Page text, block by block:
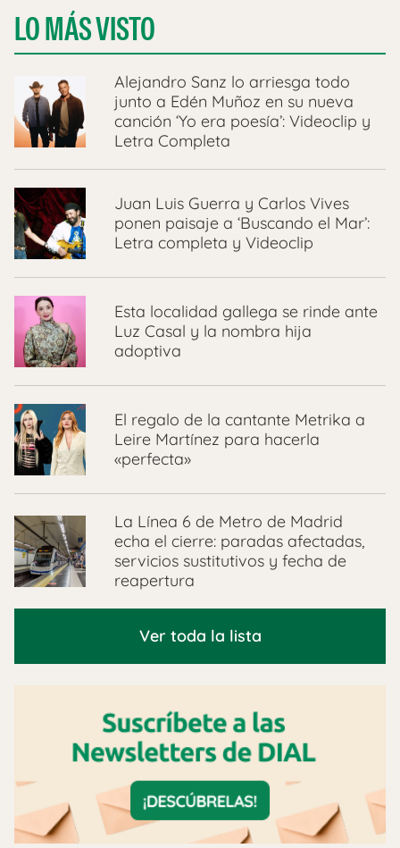
LO MÁS VISTO
Alejandro Sanz lo arriesga todo
junto a Edén Muñoz en su nueva
canción ‘Yo era poesía’: Videoclip y
Letra Completa
Juan Luis Guerra y Carlos Vives
ponen paisaje a ‘Buscando el Mar’:
Letra completa y Videoclip
Esta localidad gallega se rinde ante
Luz Casal y la nombra hija
adoptiva
El regalo de la cantante Metrika a
Leire Martínez para hacerla
«perfecta»
La Línea 6 de Metro de Madrid
echa el cierre: paradas afectadas,
servicios sustitutivos y fecha de
reapertura
Ver toda la lista